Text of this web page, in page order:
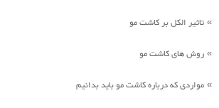
» تاثیر الکل بر کاشت مو
» روش های کاشت مو
» مواردی که درباره کاشت مو باید بدانیم